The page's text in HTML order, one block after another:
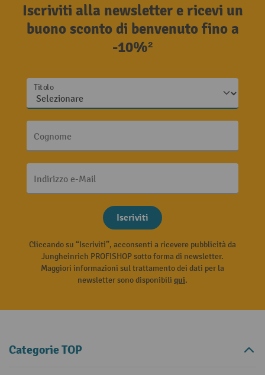
Iscriviti alla newsletter e ricevi un
buono sconto di benvenuto fino a
-10%²
Titolo
Cognome
Indirizzo e-Mail
Iscriviti
Cliccando su “Iscriviti”, acconsenti a ricevere pubblicità da
Jungheinrich PROFISHOP sotto forma di newsletter.
Maggiori informazioni sul trattamento dei dati per la
newsletter sono disponibili qui.
Categorie TOP